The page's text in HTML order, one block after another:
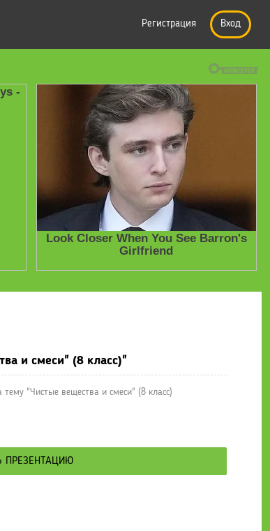
Регистрация Вход
и смеси" (8 класс)"
"Чистые вещества и смеси" (8 класс)
ПРЕЗЕНТАЦИЮ